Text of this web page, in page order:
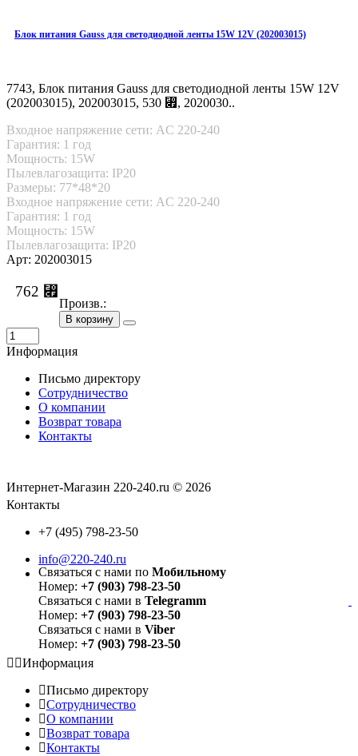
Блок питания Gauss для светодиодной ленты 15W 12V (202003015)
7743, Блок питания Gauss для светодиодной ленты 15W 12V
(202003015), 202003015, 530 ⃏, 2020030..
Входное напряжение сети: AC 220-240
Гарантия: 1 год
Мощность: 15W
Пылевлагозащита: IP20
Размеры: 77*48*20
Входное напряжение сети: AC 220-240
Гарантия: 1 год
Мощность: 15W
Пылевлагозащита: IP20
Арт: 202003015
762 ⃏
Произв.:
В корзину
Информация
Письмо директору
Сотрудничество
О компании
Возврат товара
Контакты
Интернет-Магазин 220-240.ru © 2026
Контакты
+7 (495) 798-23-50
info@220-240.ru
Связаться с нами по Мобильному
Номер: +7 (903) 798-23-50
Связаться с нами в Telegramm
Номер: +7 (903) 798-23-50
Связаться с нами в Viber
Номер: +7 (903) 798-23-50
Информация
Письмо директору
Сотрудничество
О компании
Возврат товара
Контакты